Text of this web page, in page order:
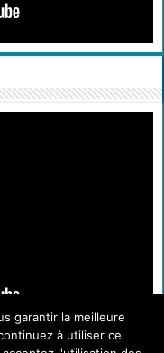
garantir la meilleure
à utiliser ce